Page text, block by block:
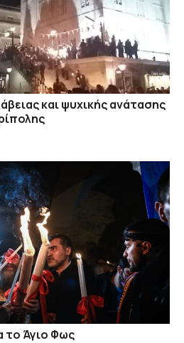
και ψυχικής ανάτασης
το Άγιο Φως